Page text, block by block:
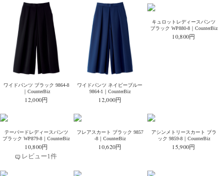
ワイドパンツ ブラック 9864-8
｜CounterBiz
12,000円
ワイドパンツ ネイビーブルー
9864-1｜CounterBiz
12,000円
キュロットレディースパンツ
ブラック WP880-8｜CounterBiz
10,800円
テーパードレディースパンツ
ブラック WP879-8｜CounterBiz
10,800円
レビュー1件
フレアスカート ブラック 9857
-8｜CounterBiz
10,620円
アシンメトリースカート ブラ
ック 9859-8｜CounterBiz
15,900円